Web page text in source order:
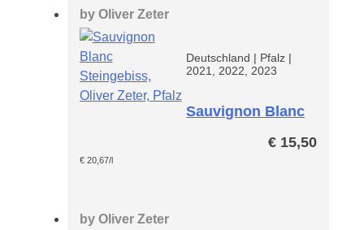
by Oliver Zeter
Deutschland | Pfalz |
2021, 2022, 2023
Sauvignon Blanc
€ 15,50
€20,67/l
by Oliver Zeter